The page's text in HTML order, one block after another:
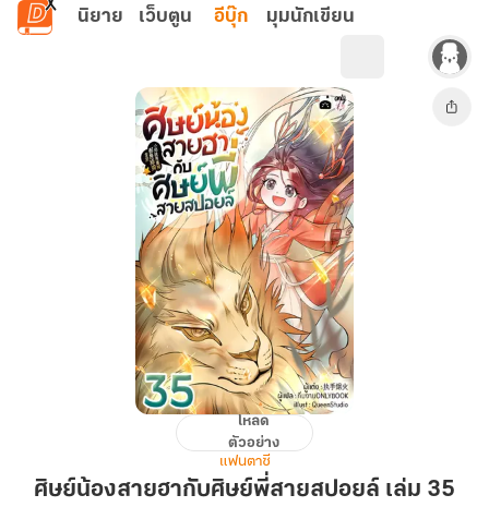
ข้ามไปยังเนื้อหาหลัก
นิยาย เว็บตูน อีบุ๊ก มุมนักเขียน
สาย
โหลด
ตัวอย่าง
แฟนตาซี
ศิษย์น้องสายฮากับศิษย์พี่สายสปอยล์ เล่ม 35